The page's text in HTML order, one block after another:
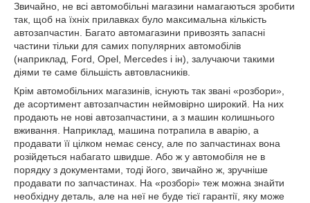
Звичайно, не всі автомобільні магазини намагаються зробити
так, щоб на їхніх прилавках було максимальна кількість
автозапчастин. Багато автомагазини привозять запасні
частини тільки для самих популярних автомобілів
(наприклад, Ford, Opel, Mercedes і ін), залучаючи такими
діями те саме більшість автовласників.
Крім автомобільних магазинів, існують так звані «розбори»,
де асортимент автозапчастин неймовірно широкий. На них
продають не нові автозапчастини, а з машин колишнього
вживання. Наприклад, машина потрапила в аварію, а
продавати її цілком немає сенсу, але по запчастинах вона
розійдеться набагато швидше. Або ж у автомобіля не в
порядку з документами, тоді його, звичайно ж, зручніше
продавати по запчастинах. На «розборі» теж можна знайти
необхідну деталь, але на неї не буде тієї гарантії, яку може